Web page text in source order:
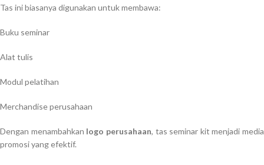
Tas ini biasanya digunakan untuk membawa:
Buku seminar
Alat tulis
Modul pelatihan
Merchandise perusahaan
Dengan menambahkan logo perusahaan, tas seminar kit menjadi media
promosi yang efektif.